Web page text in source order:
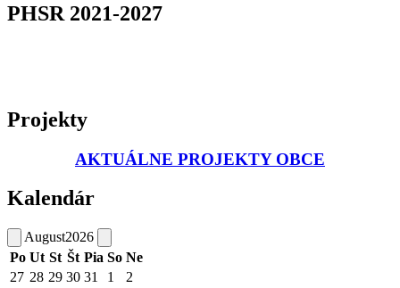
PHSR 2021-2027
Projekty
AKTUÁLNE PROJEKTY OBCE
Kalendár
August2026
Po Ut St Št Pia So Ne
27 28 29 30 31 1
2